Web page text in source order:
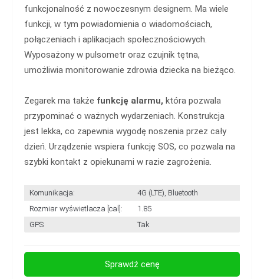
funkcjonalność z nowoczesnym designem. Ma wiele
funkcji, w tym powiadomienia o wiadomościach,
połączeniach i aplikacjach społecznościowych.
Wyposażony w pulsometr oraz czujnik tętna,
umożliwia monitorowanie zdrowia dziecka na bieżąco.
Zegarek ma także funkcję alarmu, która pozwala
przypominać o ważnych wydarzeniach. Konstrukcja
jest lekka, co zapewnia wygodę noszenia przez cały
dzień. Urządzenie wspiera funkcję SOS, co pozwala na
szybki kontakt z opiekunami w razie zagrożenia.
Komunikacja:
4G (LTE), Bluetooth
Rozmiar wyświetlacza [cal]:
1.85
GPS
Tak
Sprawdź cenę